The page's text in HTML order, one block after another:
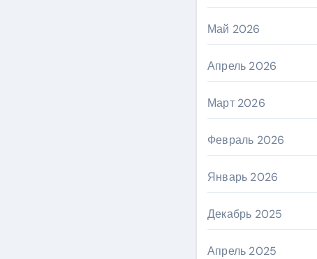
Май 2026
Апрель 2026
Март 2026
Февраль 2026
Январь 2026
Декабрь 2025
Апрель 2025